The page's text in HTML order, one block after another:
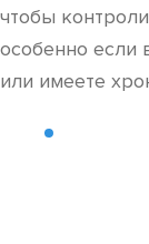
чтобы
особенно если
или имеете